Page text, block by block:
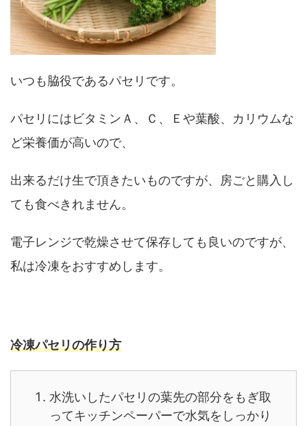
いつも脇役であるパセリです。
パセリにはビタミンＡ、Ｃ、Ｅや葉酸、カリウムな
ど栄養価が高いので、
出来るだけ生で頂きたいものですが、房ごと購入し
ても食べきれません。
電子レンジで乾燥させて保存しても良いのですが、
私は冷凍をおすすめします。
冷凍パセリの作り方
水洗いしたパセリの葉先の部分をもぎ取
ってキッチンペーパーで水気をしっかり